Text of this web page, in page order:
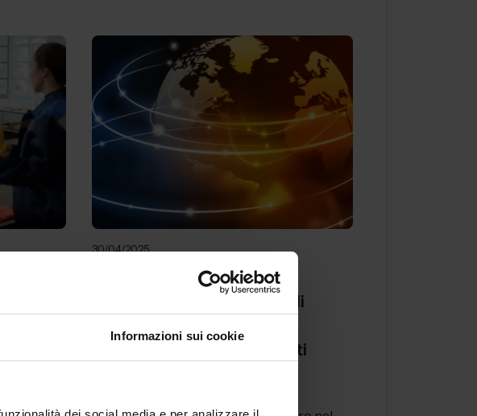
Informazioni sui cookie
30/04/2025
Sicurezza sul lavoro, i dati di
Occidente in affanno. Brutti